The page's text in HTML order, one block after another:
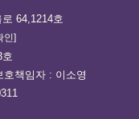
64,1214호
인]
책임자 : 이소영